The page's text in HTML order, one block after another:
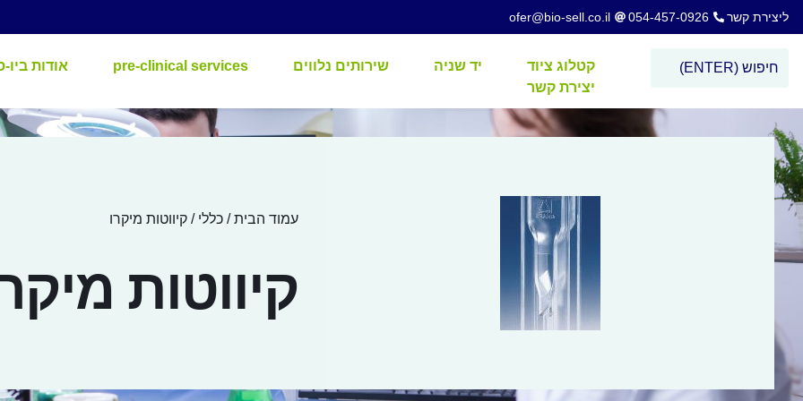
ליצירת קשר 054-457-0926
ofer@bio-sell.co.il
קטלוג ציוד יד שניה שירותים נלווים pre-clinical services
אודות
יצירת קשר
עמוד הבית/כללי / קיווטות מיקרו
קיווטות